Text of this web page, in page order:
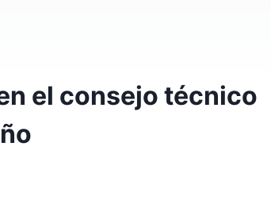
el consejo técnico